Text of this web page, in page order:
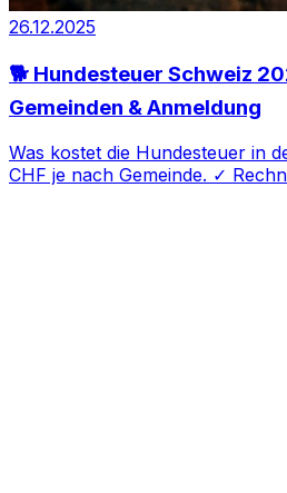
26.12.2025
🐕 Hundesteuer Schweiz
Gemeinden & Anmeldung
Was kostet die Hundesteuer in
CHF je nach Gemeinde. ✓